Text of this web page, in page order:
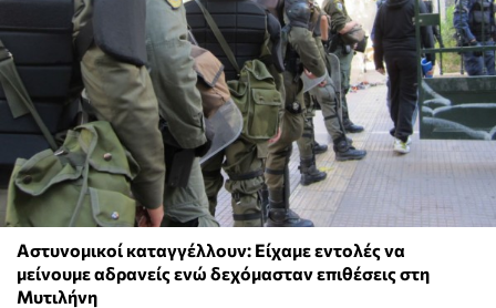
Αστυνομικοί καταγγέλλουν: Είχαμε εντολές να
μείνουμε αδρανείς ενώ δεχόμασταν επιθέσεις στη
Μυτιλήνη